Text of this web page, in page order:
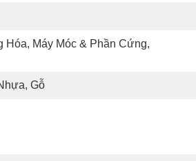
Hóa, Máy Móc & Phần Cứng,
Gỗ